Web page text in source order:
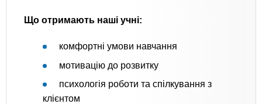
Що отримають наші учні:
комфортні умови навчання
мотивацію до розвитку
психологія роботи та спілкування з
клієнтом